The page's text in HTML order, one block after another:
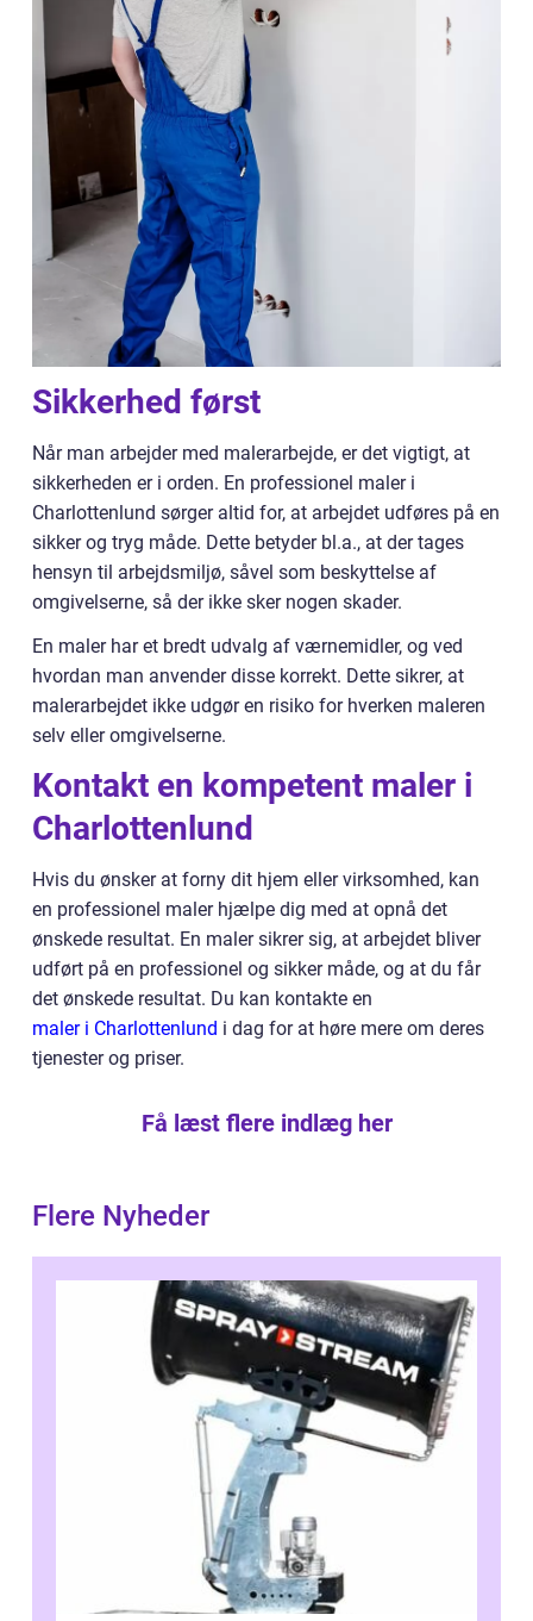
Sikkerhed først
Når man arbejder med malerarbejde, er det vigtigt, at
sikkerheden er i orden. En professionel maler i
Charlottenlund sørger altid for, at arbejdet udføres på en
sikker og tryg måde. Dette betyder bl.a., at der tages
hensyn til arbejdsmiljø, såvel som beskyttelse af
omgivelserne, så der ikke sker nogen skader.
En maler har et bredt udvalg af værnemidler, og ved
hvordan man anvender disse korrekt. Dette sikrer, at
malerarbejdet ikke udgør en risiko for hverken maleren
selv eller omgivelserne.
Kontakt en kompetent maler i
Charlottenlund
Hvis du ønsker at forny dit hjem eller virksomhed, kan
en professionel maler hjælpe dig med at opnå det
ønskede resultat. En maler sikrer sig, at arbejdet bliver
udført på en professionel og sikker måde, og at du får
det ønskede resultat. Du kan kontakte en
maler i Charlottenlund i dag for at høre mere om deres
tjenester og priser.
Få læst flere indlæg her
Flere Nyheder